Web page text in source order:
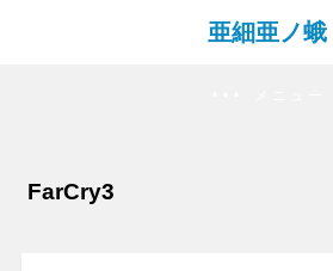
亜細亜ノ蛾
FarCry3